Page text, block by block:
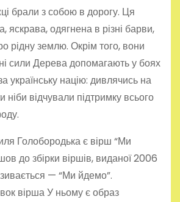
брали з собою в дорогу. Ця
яскрава, одягнена в різні барви,
рідну землю. Окрім того, вони
сили Дерева допомагають у боях
українську націю: дивлячись на
ніби відчували підтримку всього
Голобородька є вірш “Ми
до збірки віршів, виданої 2006
— “Ми йдемо”.
вірша У ньому є образ